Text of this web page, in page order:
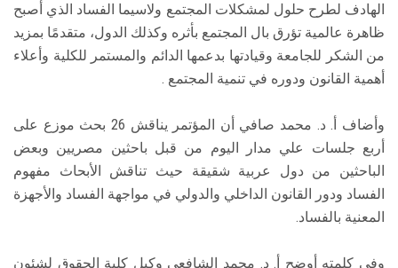
الهادف لطرح حلول لمشكلات المجتمع ولاسيما الفساد الذي أصبح
ظاهرة عالمية تؤرق بال المجتمع بأثره وكذلك الدول، متقدمًا بمزيد
من الشكر للجامعة وقيادتها بدعمها الدائم والمستمر للكلية وأعلاء
أهمية القانون ودوره في تنمية المجتمع .
وأضاف أ. د. محمد صافي أن المؤتمر يناقش 26 بحث موزع على
أربع جلسات علي مدار اليوم من قبل باحثين مصريين وبعض
الباحثين من دول عربية شقيقة حيث تناقش الأبحاث مفهوم
الفساد ودور القانون الداخلي والدولي في مواجهة الفساد والأجهزة
المعنية بالفساد.
وفي كلمته أوضح أ. د. محمد الشافعي وكيل كلية الحقوق لشئون